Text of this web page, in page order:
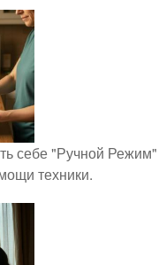
себе "Ручной Режим"
техники.